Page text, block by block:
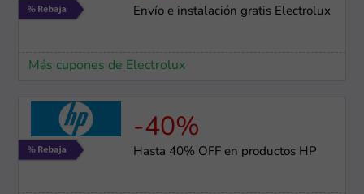
Envío e instalación gratis Electrolux
Más cupones de Electrolux
-40%
Hasta 40% OFF en productos HP